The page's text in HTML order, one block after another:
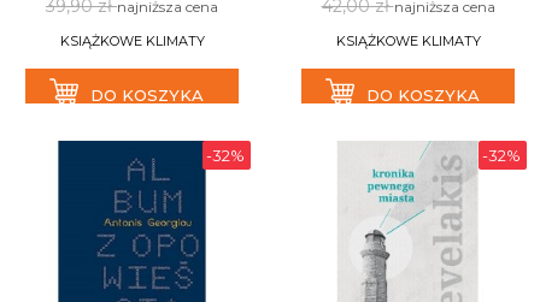
39,90 złnajniższa cena
KSIĄŻKOWE KLIMATY
DO KOSZYKA
42,00 złnajniższa cena
KSIĄŻKOWE KLIMATY
DO KOSZYKA
-32% -32%